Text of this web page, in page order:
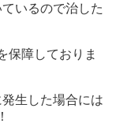
いるので治した
保障しておりま
生した場合には